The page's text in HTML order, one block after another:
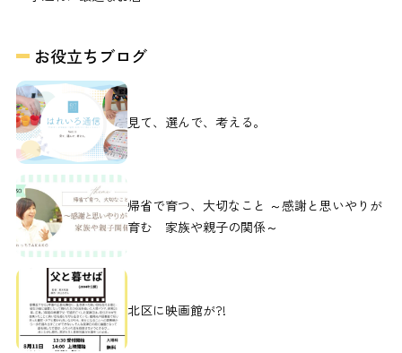
お役立ちブログ
見て、選んで、考える。
帰省で育つ、大切なこと ～感謝と思いやりが
育む 家族や親子の関係～
北区に映画館が?!